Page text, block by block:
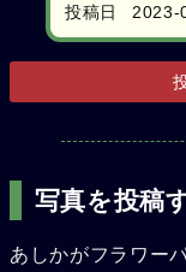
投稿日 2023-
写真を投稿
あしかがフラワー